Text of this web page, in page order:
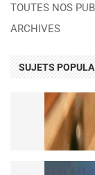
TOUTES NOS
ARCHIVES
SUJETS